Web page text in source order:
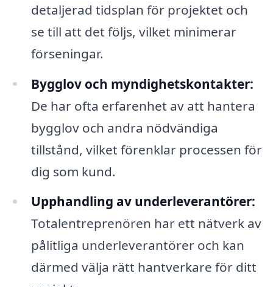
detaljerad tidsplan för projektet och
se till att det följs, vilket minimerar
förseningar.
Bygglov och myndighetskontakter:
De har ofta erfarenhet av att hantera
bygglov och andra nödvändiga
tillstånd, vilket förenklar processen för
dig som kund.
Upphandling av underleverantörer:
Totalentreprenören har ett nätverk av
pålitliga underleverantörer och kan
därmed välja rätt hantverkare för ditt